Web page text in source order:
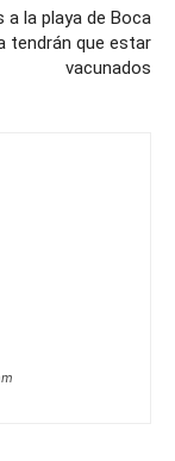
a la playa de Boca
tendrán que estar
vacunados